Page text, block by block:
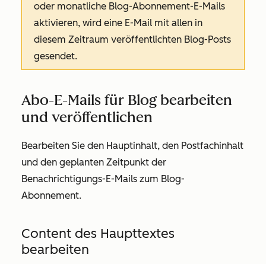
oder monatliche Blog-Abonnement-E-Mails
aktivieren, wird eine E-Mail mit allen in
diesem Zeitraum veröffentlichten Blog-Posts
gesendet.
Abo-E-Mails für Blog bearbeiten
und veröffentlichen
Bearbeiten Sie den Hauptinhalt, den Postfachinhalt
und den geplanten Zeitpunkt der
Benachrichtigungs-E-Mails zum Blog-
Abonnement.
Content des Haupttextes
bearbeiten